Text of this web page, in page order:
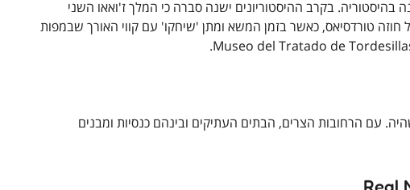
בהיסטוריה. בקרב ההיסטוריונים ישנה סברה כי המלך ז'ואאו השני
טורדסיאס, כאשר בזמן המשא ומתן 'שיחקו' עם קווי האורך שבמפות
עם הרחובות הצרים, הבתים העתיקים ובינהם כנסיות ומבנים